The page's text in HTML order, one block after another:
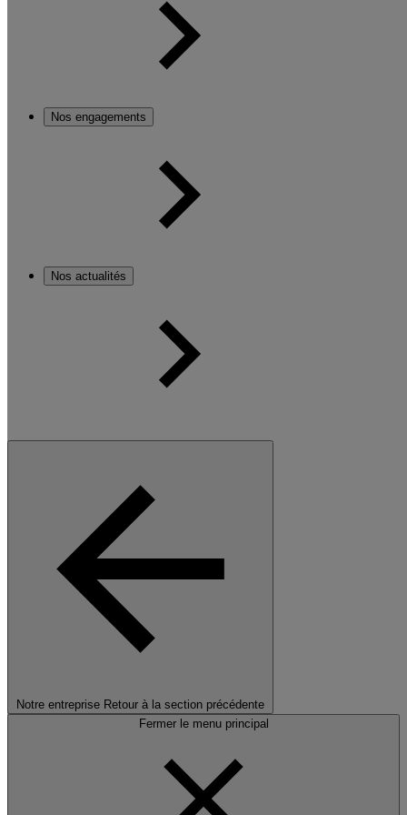
Nos engagements
Nos actualités
Notre entreprise Retour à la section précédente
Fermer le menu principal